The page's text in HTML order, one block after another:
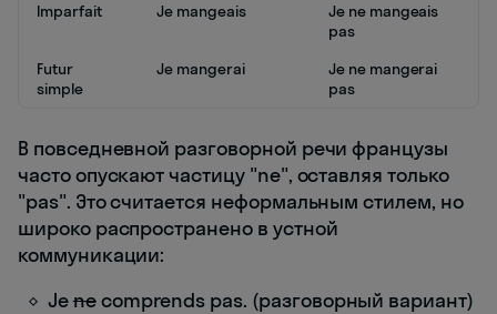
Imparfait Je mangeais
Je ne mangeais
pas
Futur
simple
Je mangerai
Je ne mangerai
pas
В повседневной разговорной речи французы
часто опускают частицу "ne", оставляя только
"pas". Это считается неформальным стилем, но
широко распространено в устной
коммуникации:
Jenecomprends pas. (разговорный вариант)